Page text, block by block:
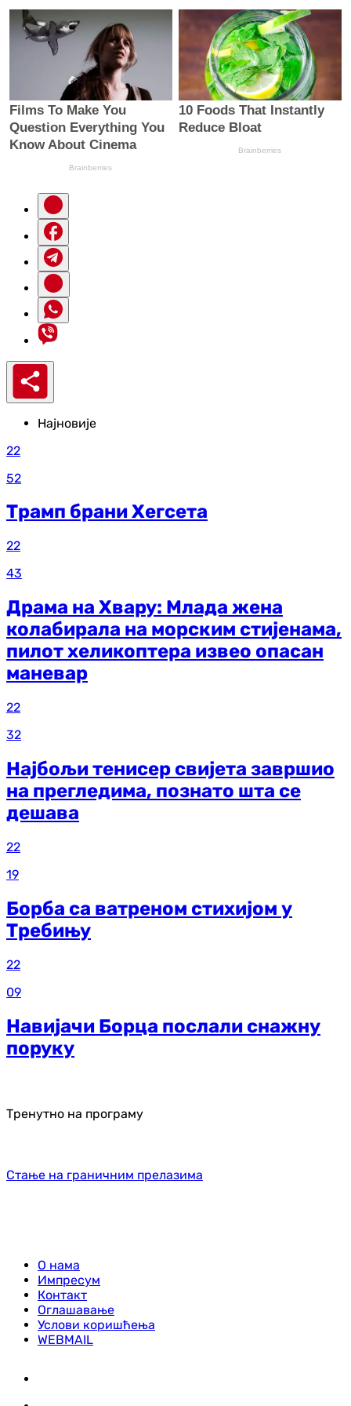
Најновије
22
52
Трамп брани Хегсета
22
43
Драма на Хвару: Млада жена
колабирала на морским стијенама,
пилот хеликоптера извео опасан
маневар
22
32
Најбољи тенисер свијета завршио
на прегледима, познато шта се
дешава
22
19
Борба са ватреном стихијом у
Требињу
22
09
Навијачи Борца послали снажну
поруку
Тренутно на програму
Стање на граничним прелазима
О нама
Импресум
Контакт
Оглашавање
Услови коришћења
WEBMAIL